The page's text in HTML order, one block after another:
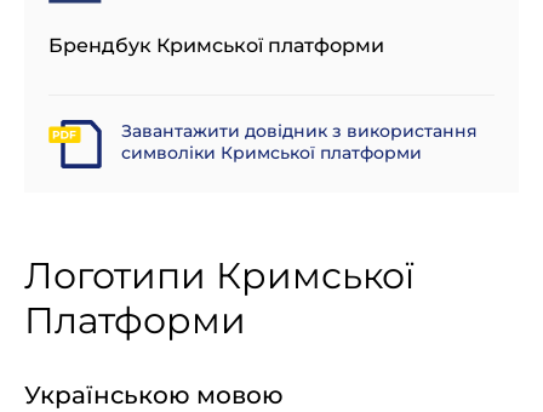
Брендбук Кримської платформи
Завантажити довідник з використання
символіки Кримської платформи
Логотипи Кримської
Платформи
Українською мовою